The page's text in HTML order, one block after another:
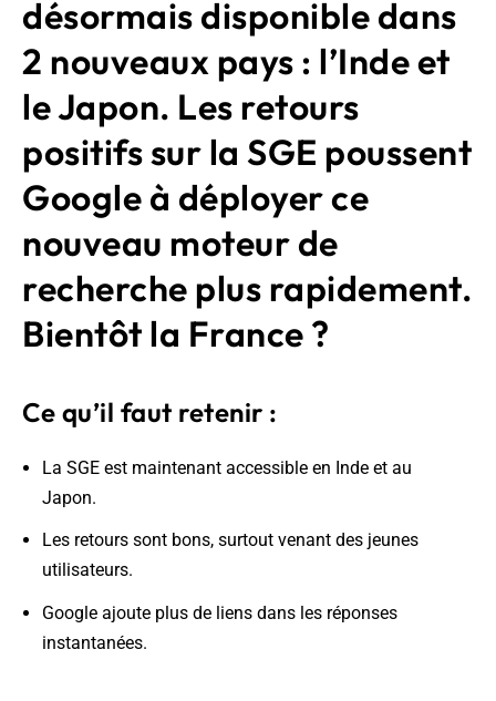
désormais disponible dans
2 nouveaux pays : l’Inde et
le Japon. Les retours
positifs sur la SGE poussent
Google à déployer ce
nouveau moteur de
recherche plus rapidement.
Bientôt la France ?
Ce qu’il faut retenir :
La SGE est maintenant accessible en Inde et au
Japon.
Les retours sont bons, surtout venant des jeunes
utilisateurs.
Google ajoute plus de liens dans les réponses
instantanées.